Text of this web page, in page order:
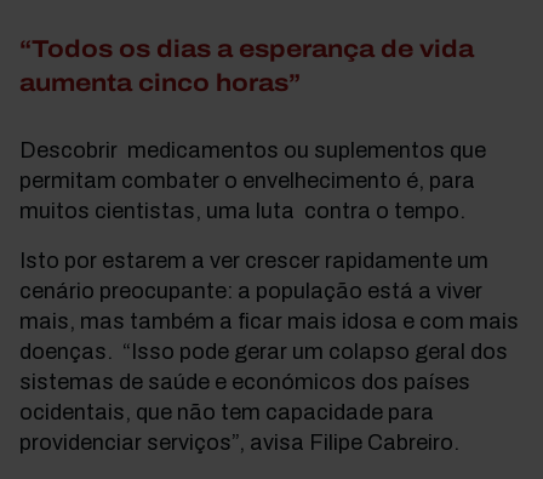
“Todos os dias a esperança de vida
aumenta cinco horas”
Descobrir medicamentos ou suplementos que
permitam combater o envelhecimento é, para
muitos cientistas, uma luta contra o tempo.
Isto por estarem a ver crescer rapidamente um
cenário preocupante: a população está a viver
mais, mas também a ficar mais idosa e com mais
doenças. “Isso pode gerar um colapso geral dos
sistemas de saúde e económicos dos países
ocidentais, que não tem capacidade para
providenciar serviços”, avisa Filipe Cabreiro.